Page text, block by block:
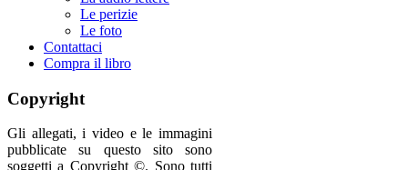
Le perizie
Le foto
Contattaci
Compra il libro
Copyright
Gli allegati, i video e le immagini
pubblicate su questo sito sono
soggetti a Copyright ©. Sono tutti